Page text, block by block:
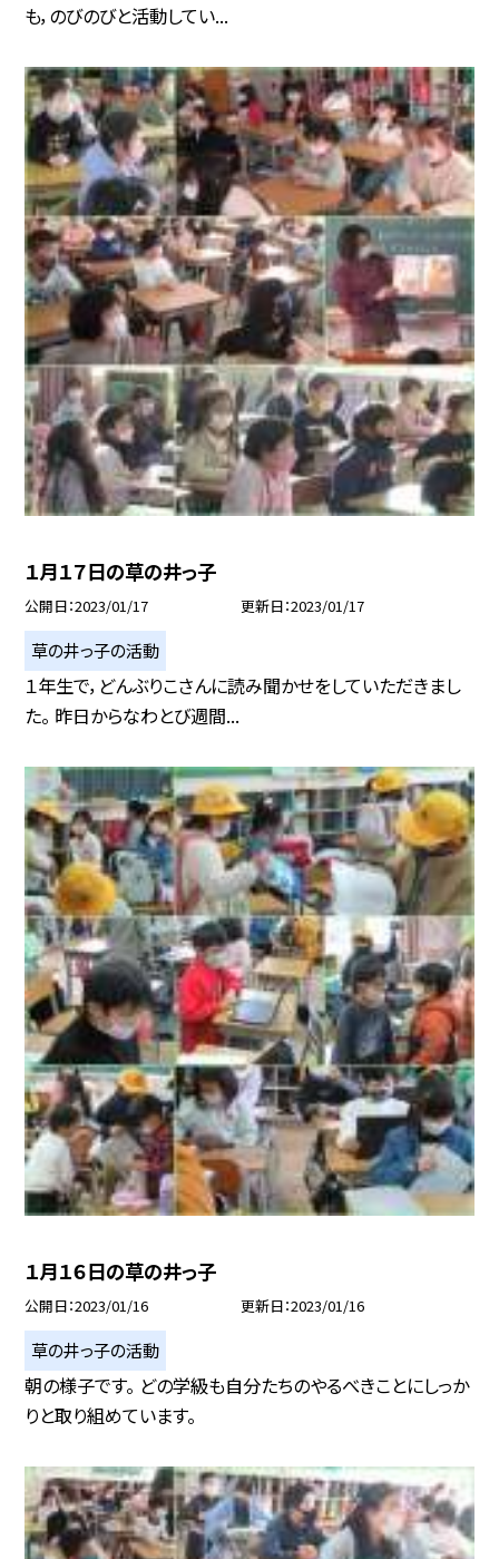
も，のびのびと活動してい...
１月１７日の草の井っ子
公開日 2023/01/17 更新日 2023/01/17
草の井っ子の活動
１年生で，どんぶりこさんに読み聞かせをしていただきまし
た。 昨日からなわとび週間...
１月１６日の草の井っ子
公開日 2023/01/16 更新日 2023/01/16
草の井っ子の活動
朝の様子です。 どの学級も自分たちのやるべきことにしっか
りと取り組めています。